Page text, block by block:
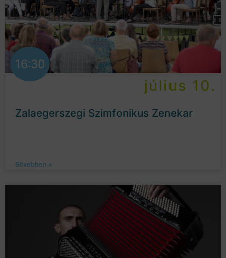
16:30
július 10.
Zalaegerszegi Szimfonikus Zenekar
Bővebben »